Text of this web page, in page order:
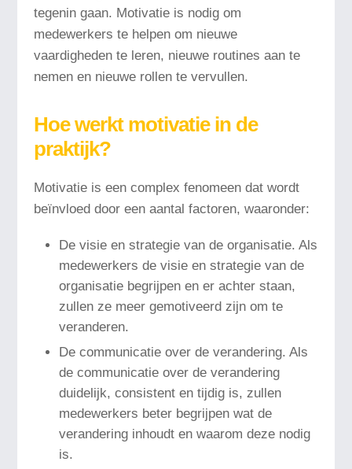
tegenin gaan. Motivatie is nodig om
medewerkers te helpen om nieuwe
vaardigheden te leren, nieuwe routines aan te
nemen en nieuwe rollen te vervullen.
Hoe werkt motivatie in de
praktijk?
Motivatie is een complex fenomeen dat wordt
beïnvloed door een aantal factoren, waaronder:
De visie en strategie van de organisatie. Als
medewerkers de visie en strategie van de
organisatie begrijpen en er achter staan,
zullen ze meer gemotiveerd zijn om te
veranderen.
De communicatie over de verandering. Als
de communicatie over de verandering
duidelijk, consistent en tijdig is, zullen
medewerkers beter begrijpen wat de
verandering inhoudt en waarom deze nodig
is.